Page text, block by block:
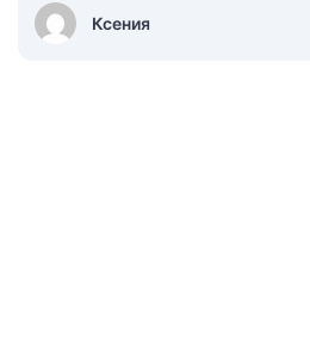
Ксения